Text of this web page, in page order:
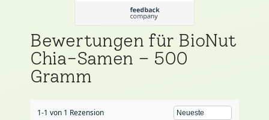
(Joghurtbereiter
Rommelsbacher J8)
Bewertungen für BioNut
Chia-Samen – 500
Gramm
1-1 von 1 Rezension